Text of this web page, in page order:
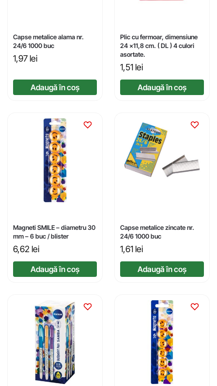
Capse metalice alama nr.
24/6 1000 buc
1,97 lei
Adaugă în coș
Plic cu fermoar, dimensiune
24 x11,8 cm. ( DL ) 4 culori
asortate.
1,51 lei
Adaugă în coș
Magneti SMILE – diametru 30
mm – 6 buc / blister
6,62 lei
Adaugă în coș
Capse metalice zincate nr.
24/6 1000 buc
1,61 lei
Adaugă în coș